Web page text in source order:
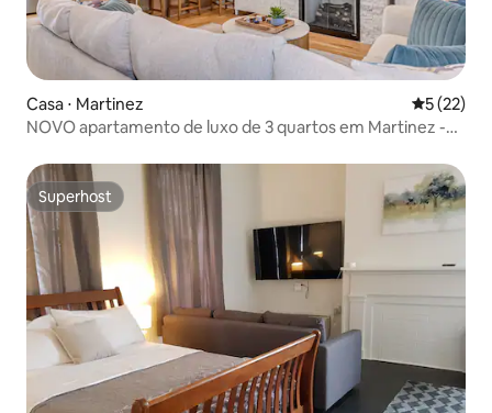
Casa ⋅ Martinez 5 de uma
5 (22)
NOVO apartamento de luxo de 3 quartos em Martinez -
Superhost
Superhost